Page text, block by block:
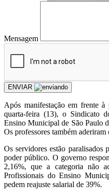
Mensagem
ENVIAR
Após manifestação em frente
quarta-feira (13), o Sindicato
Ensino Municipal de São Paulo
Os professores também
Os servidores estão paralisados
poder público. O governo
2,16%, que a categoria não
Profissionais do Ensino
pedem reajuste salarial de 39%.